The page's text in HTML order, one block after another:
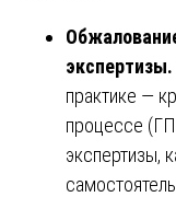
экспертизы.
практике —
процессе
экспертизы,